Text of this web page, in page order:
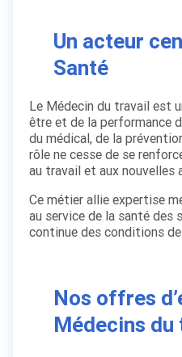
Un acteur
Santé
Le Médecin du travail est
être et de la performance
du médical, de la
rôle ne cesse de se
au travail et aux nouvelles
Ce métier allie expertise
au service de la santé des
continue des conditions
Nos offres
Médecins du